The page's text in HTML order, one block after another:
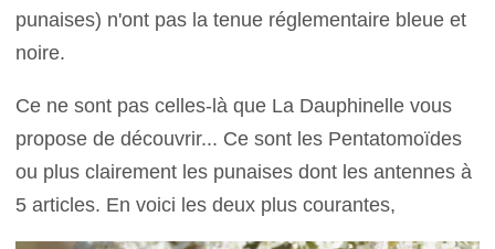
punaises) n'ont pas la tenue réglementaire bleue et
noire.
Ce ne sont pas celles-là que La Dauphinelle vous
propose de découvrir... Ce sont les Pentatomoïdes
ou plus clairement les punaises dont les antennes à
5 articles. En voici les deux plus courantes,